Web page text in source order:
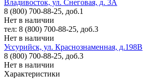
Владивосток, ул. Снеговая, д. 3А
8 (800) 700-88-25, доб.1
Нет в наличии
тел: 8 (800) 700-88-25, доб.3
Нет в наличии
Уссурийск, ул. Краснознаменная, д.198В
8 (800) 700-88-25, доб.3
Нет в наличии
Характеристики